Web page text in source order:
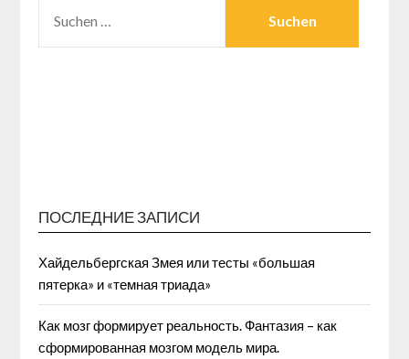
NACH:
ПОСЛЕДНИЕ ЗАПИСИ
Хайдельбергская Змея или тесты «большая
пятерка» и «темная триада»
Как мозг формирует реальность. Фантазия – как
сформированная мозгом модель мира.